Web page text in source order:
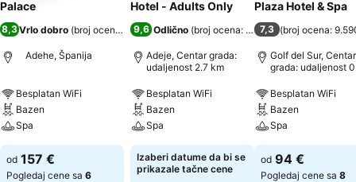
Palace
8,3Vrlo dobro (broj ocena: 15.349)
Adehe, Španija
Besplatan WiFi
Bazen
Spa
od 157 €
Pogledaj cene sa 6
Hotel - Adults Only
9,6 Odlično (broj ocena: 2.262)
Adeje, Centar grada:
udaljenost 2.7 km
Besplatan WiFi
Bazen
Spa
Izaberi datume da bi se
prikazale tačne cene
Plaza Hotel & Spa
7,3 (broj ocena:
Golf del Sur, Centar
grada: udaljenost
Besplatan WiFi
Bazen
Spa
od 94 €
Pogledaj cene sa 8